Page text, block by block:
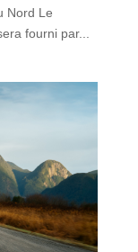
Nord Le
fourni par...